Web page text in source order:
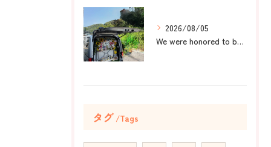
2026/08/05
We were honored to be by your ...
タグ Tags